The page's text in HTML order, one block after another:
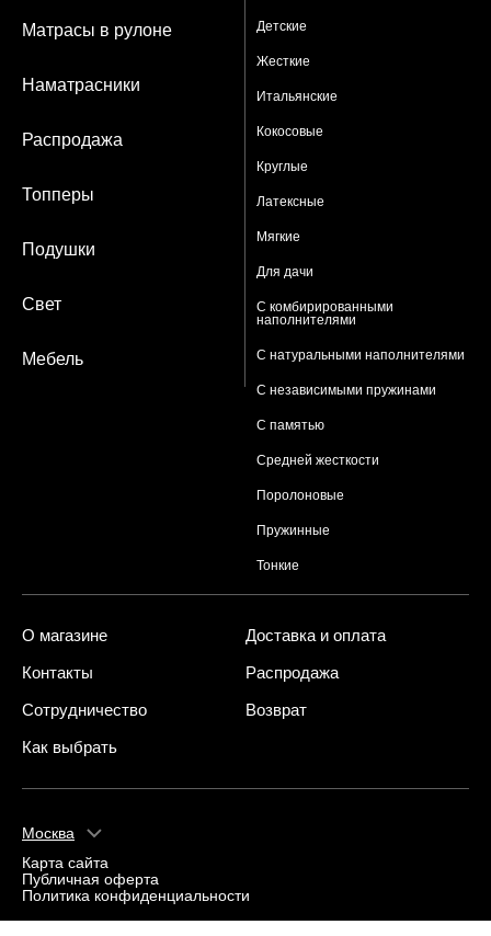
Детские
Жесткие
Итальянские
Кокосовые
Круглые
Латексные
Мягкие
Для дачи
С комбирированными
наполнителями
С натуральными наполнителями
С независимыми пружинами
С памятью
Средней жесткости
Поролоновые
Пружинные
Тонкие
Матрасы в рулоне
Наматрасники
Распродажа
Топперы
Подушки
Свет
Мебель
О магазине
Доставка и оплата
Контакты
Распродажа
Сотрудничество
Возврат
Как выбрать
Москва
Карта сайта
Публичная оферта
Политика конфиденциальности